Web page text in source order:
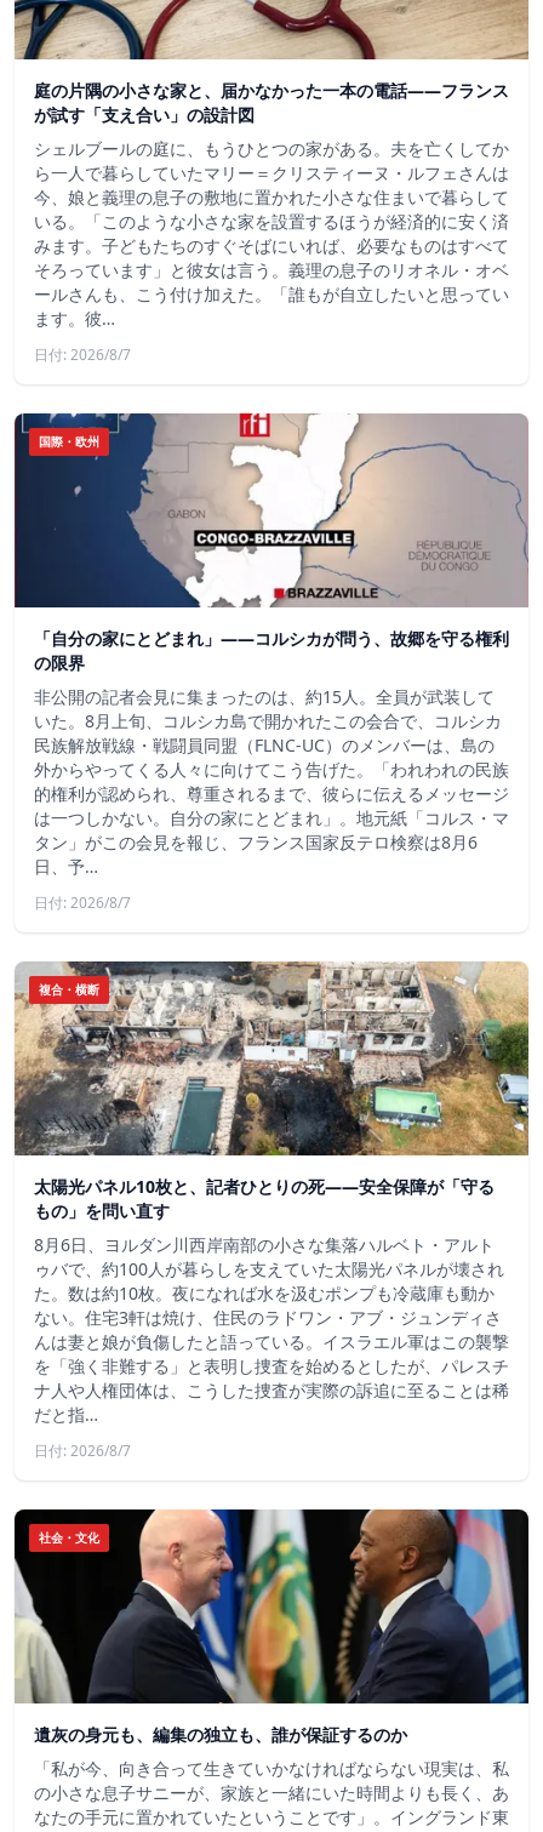
庭の片隅の小さな家と、届かなかった一本の電話——フランス
が試す「支え合い」の設計図
シェルブールの庭に、もうひとつの家がある。夫を亡くしてか
ら一人で暮らしていたマリー＝クリスティーヌ・ルフェさんは
今、娘と義理の息子の敷地に置かれた小さな住まいで暮らして
いる。「このような小さな家を設置するほうが経済的に安く済
みます。子どもたちのすぐそばにいれば、必要なものはすべて
そろっています」と彼女は言う。義理の息子のリオネル・オベ
ールさんも、こう付け加えた。「誰もが自立したいと思ってい
ます。彼…
日付: 2026/8/7
国際・欧州
「自分の家にとどまれ」——コルシカが問う、故郷を守る権利
の限界
非公開の記者会見に集まったのは、約15人。全員が武装して
いた。8月上旬、コルシカ島で開かれたこの会合で、コルシカ
民族解放戦線・戦闘員同盟（FLNC-UC）のメンバーは、島の
外からやってくる人々に向けてこう告げた。「われわれの民族
的権利が認められ、尊重されるまで、彼らに伝えるメッセージ
は一つしかない。自分の家にとどまれ」。地元紙「コルス・マ
タン」がこの会見を報じ、フランス国家反テロ検察は8月6
日、予…
日付: 2026/8/7
複合・横断
太陽光パネル10枚と、記者ひとりの死——安全保障が「守る
もの」を問い直す
8月6日、ヨルダン川西岸南部の小さな集落ハルベト・アルト
ゥバで、約100人が暮らしを支えていた太陽光パネルが壊され
た。数は約10枚。夜になれば水を汲むポンプも冷蔵庫も動か
ない。住宅3軒は焼け、住民のラドワン・アブ・ジュンディさ
んは妻と娘が負傷したと語っている。イスラエル軍はこの襲撃
を「強く非難する」と表明し捜査を始めるとしたが、パレスチ
ナ人や人権団体は、こうした捜査が実際の訴追に至ることは稀
だと指…
日付: 2026/8/7
社会・文化
遺灰の身元も、編集の独立も、誰が保証するのか
「私が今、向き合って生きていかなければならない現実は、私
の小さな息子サニーが、家族と一緒にいた時間よりも長く、あ
なたの手元に置かれていたということです」。イングランド東